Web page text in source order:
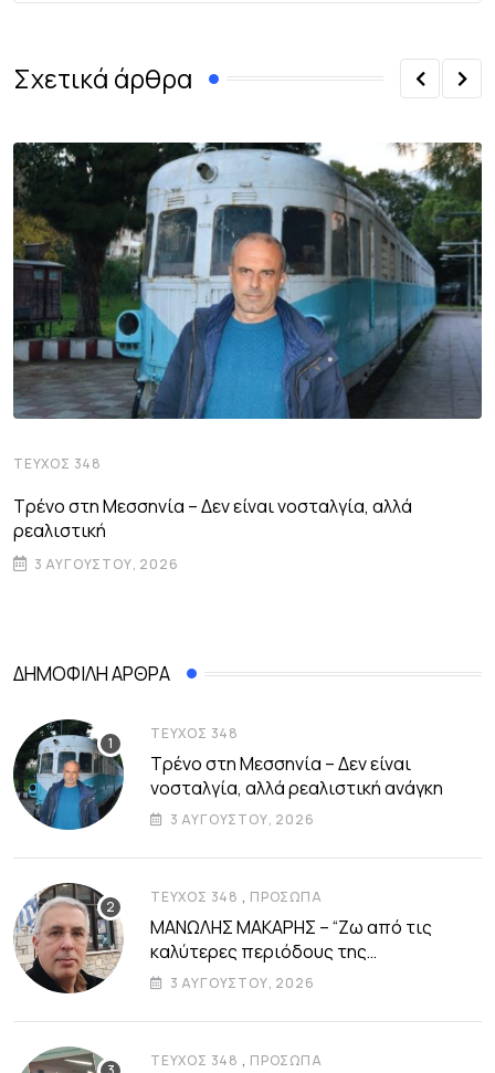
Σχετικά άρθρα
ΤΕΎΧΟΣ 348
Τρένο στη Μεσσηνία – Δεν είναι νοσταλγία, αλλά
ρεαλιστική
3 ΑΥΓΟΎΣΤΟΥ, 2026
ΔΗΜΟΦΙΛΉ ΆΡΘΡΑ
ΤΕΎΧΟΣ 348
Τρένο στη Μεσσηνία – Δεν είναι
νοσταλγία, αλλά ρεαλιστική ανάγκη
3 ΑΥΓΟΎΣΤΟΥ, 2026
ΤΕΎΧΟΣ 348 , ΠΡΌΣΩΠΑ
ΜΑΝΩΛΗΣ ΜΑΚΑΡΗΣ – “Ζω από τις
καλύτερες περιόδους της
αυτοδιοικητικής μου ζωής”
3 ΑΥΓΟΎΣΤΟΥ, 2026
ΤΕΎΧΟΣ 348 , ΠΡΌΣΩΠΑ